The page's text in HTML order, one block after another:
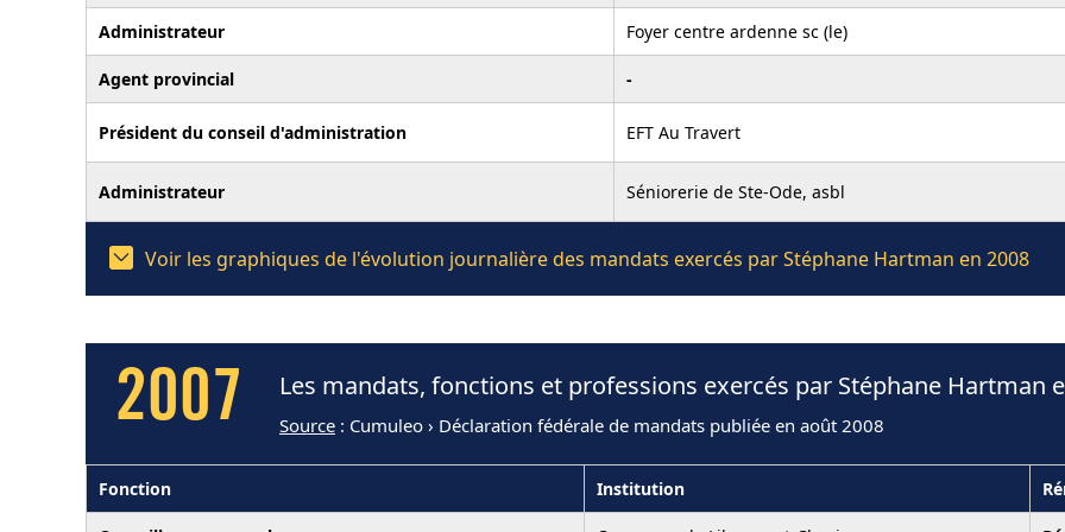
Administrateur Foyer centre ardenne sc (le)
Agent provincial -
Président du conseil d'administration EFT Au Travert
Administrateur Séniorerie de Ste-Ode, asbl
Voir les graphiques de l'évolution journalière des mandats exercés par Stéphane Hartman en 2008
2007 Les mandats, fonctions et professions exercés par Stéphane Hartman
Source : Cumuleo › Déclaration fédérale de mandats publiée en août 2008
Fonction Institution